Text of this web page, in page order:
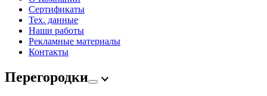
Сертификаты
Тех. данные
Наши работы
Рекламные материалы
Контакты
Перегородки